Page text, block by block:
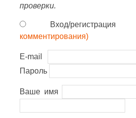
проверки.
Вход/регистрация
комментирования)
E-mail
Пароль
Ваше имя